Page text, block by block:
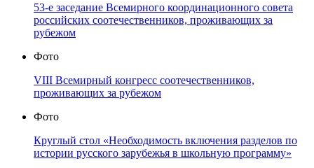
53-е заседание Всемирного координационного совета
российских соотечественников, проживающих за
рубежом
Фото
VIII Всемирный конгресс соотечественников,
проживающих за рубежом
Фото
Круглый стол «Необходимость включения разделов по
истории русского зарубежья в школьную программу»